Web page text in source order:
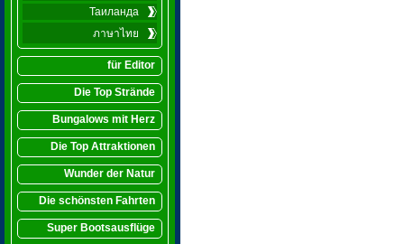
Таиланда
ภาษาไทย
für Editor
Die Top Strände
Bungalows mit Herz
Die Top Attraktionen
Wunder der Natur
Die schönsten Fahrten
Super Bootsausflüge